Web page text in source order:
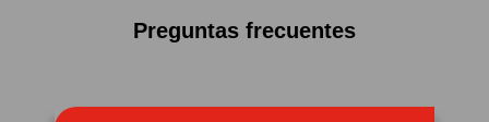
Preguntas frecuentes